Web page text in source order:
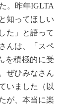
。昨年IGLTA
知ってほしい
た」と語って
んは、「スペ
を積極的に受
ぜひみなさん
いました（以
が、本当に楽